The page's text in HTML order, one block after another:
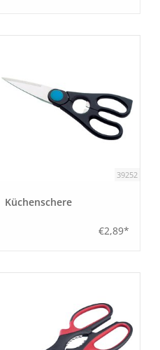
39252
Küchenschere
€2,89*